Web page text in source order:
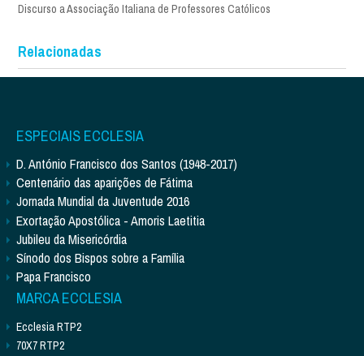
Discurso a Associação Italiana de Professores Católicos
Relacionadas
ESPECIAIS ECCLESIA
D. António Francisco dos Santos (1948-2017)
Centenário das aparições de Fátima
Jornada Mundial da Juventude 2016
Exortação Apostólica - Amoris Laetitia
Jubileu da Misericórdia
Sínodo dos Bispos sobre a Família
Papa Francisco
MARCA ECCLESIA
Ecclesia RTP2
70X7 RTP2